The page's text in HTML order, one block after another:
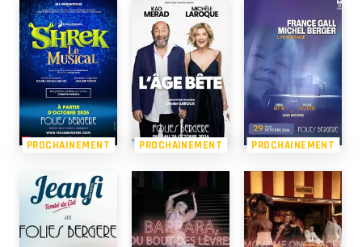
PROCHAINEMENT PROCHAINEMENT PROCHAINEMENT